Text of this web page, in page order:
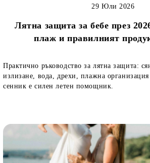
Лятна защита за бебе през
плаж и правилният
29 Юли 2026
Практично ръководство за лятна защита:
излизане, вода, дрехи, плажна
сенник е силен летен помощник.